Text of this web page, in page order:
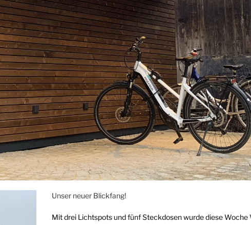
Unser neuer Blickfang!
Mit drei Lichtspots und fünf Steckdosen wurde diese Woche